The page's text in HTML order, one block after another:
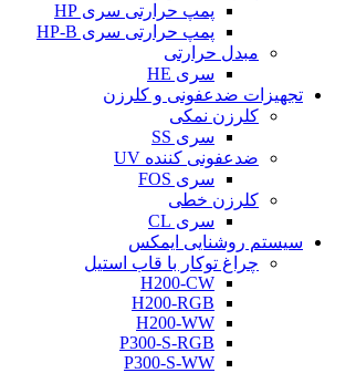
پمپ حرارتی سری HP
پمپ حرارتی سری HP-B
مبدل حرارتی
سری HE
تجهیزات ضدعفونی و کلرزن
کلرزن نمکی
سری SS
ضدعفونی کننده UV
سری FOS
کلرزن خطی
سری CL
سیستم روشنایی ایمکس
چراغ توکار با قاب استیل
H200-CW
H200-RGB
H200-WW
P300-S-RGB
P300-S-WW